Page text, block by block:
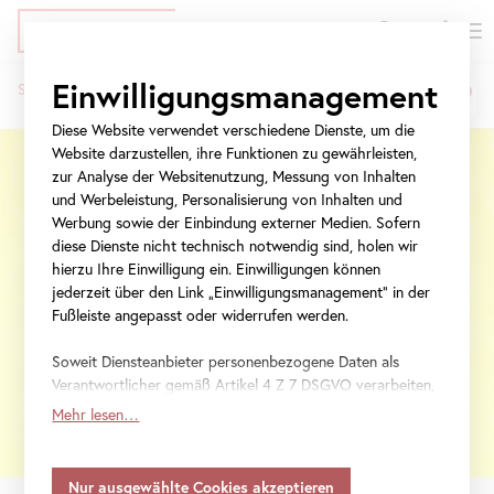
zum
Inhalt
Meta-
Navigation
springen
Navigation
springen
Pfadnavigation
Startseite Ausstellungen Das Belvedere
Einwilligungsmanagement
Diese Website verwendet verschiedene Dienste, um die
Website darzustellen, ihre Funktionen zu gewährleisten,
zur Analyse der Websitenutzung, Messung von Inhalten
und Werbeleistung, Personalisierung von Inhalten und
Werbung sowie der Einbindung externer Medien. Sofern
diese Dienste nicht technisch notwendig sind, holen wir
hierzu Ihre Einwilligung ein. Einwilligungen können
jederzeit über den Link „Einwilligungsmanagement“ in der
Fußleiste angepasst oder widerrufen werden.
Soweit Diensteanbieter personenbezogene Daten als
Verantwortlicher gemäß Artikel 4 Z 7 DSGVO verarbeiten,
gilt Ihre Einwilligung auch für die Weitergabe an den
Daten in Staaten ohne Vorliegen eines
Mehr lesen…